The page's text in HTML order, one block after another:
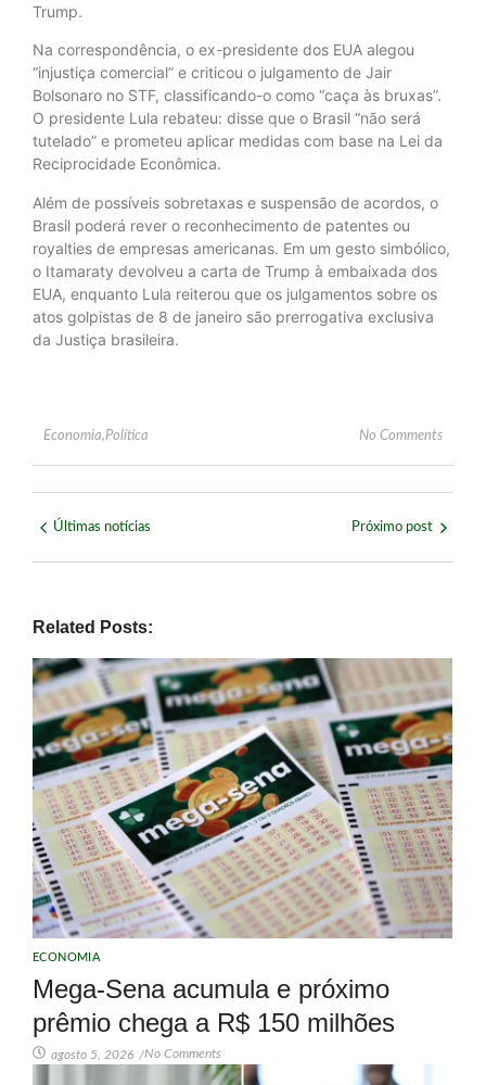
Trump.
Na correspondência, o ex-presidente dos EUA alegou
“injustiça comercial” e criticou o julgamento de Jair
Bolsonaro no STF, classificando-o como “caça às bruxas”.
O presidente Lula rebateu: disse que o Brasil “não será
tutelado” e prometeu aplicar medidas com base na Lei da
Reciprocidade Econômica.
Além de possíveis sobretaxas e suspensão de acordos, o
Brasil poderá rever o reconhecimento de patentes ou
royalties de empresas americanas. Em um gesto simbólico,
o Itamaraty devolveu a carta de Trump à embaixada dos
EUA, enquanto Lula reiterou que os julgamentos sobre os
atos golpistas de 8 de janeiro são prerrogativa exclusiva
da Justiça brasileira.
Economia,Política No Comments
Últimas notícias Próximo post
Related Posts:
ECONOMIA
Mega-Sena acumula e próximo
prêmio chega a R$ 150 milhões
agosto 5, 2026 /No Comments